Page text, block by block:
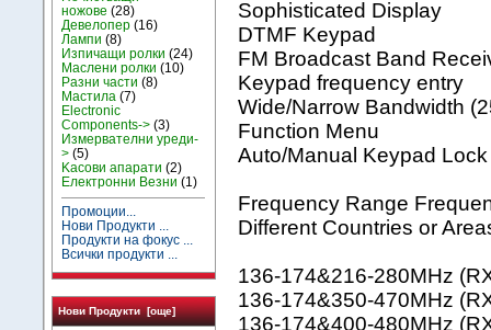
ножове (28)
Девелопер (16)
Лампи (8)
Изпичащи ролки (24)
Маслени ролки (10)
Разни части (8)
Мастила (7)
Electronic
Components-> (3)
Измервателни уреди-
> (5)
Kасови апарати (2)
Електронни Везни (1)
Промоции...
Нови Продукти ...
Продукти на фокус ...
Всички продукти ...
Нови Продукти [още]
Sophisticated Display
DTMF Keypad
FM Broadcast Band
Keypad frequency entry
Wide/Narrow Bandwidth
Function Menu
Auto/Manual Keypad Lock
Frequency Range
Different Countries or
136-174&216-280MHz
136-174&350-470MHz
136-174&400-480MHz